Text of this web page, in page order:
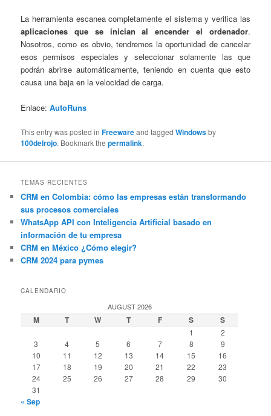
La herramienta escanea completamente el sistema y verifica las
aplicaciones que se inician al encender el ordenador.
Nosotros, como es obvio, tendremos la oportunidad de cancelar
esos permisos especiales y seleccionar solamente las que
podrán abrirse automáticamente, teniendo en cuenta que esto
causa una baja en la velocidad de carga.
Enlace:AutoRuns
This entry was posted inFreewareand taggedWindowsby
100delrojo. Bookmark thepermalink.
TEMAS RECIENTES
CRM en Colombia: cómo las empresas están transformando
sus procesos comerciales
WhatsApp API con Inteligencia Artificial basado en
información de tu empresa
CRM en México ¿Cómo elegir?
CRM 2024 para pymes
CALENDARIO
AUGUST 2026
M T W T F S S
1
2
3
4 5 6 7 8
9
10
11 12 13 14 15
16
17
18 19 20 21 22
23
24
25 26 27 28 29
30
31
« Sep